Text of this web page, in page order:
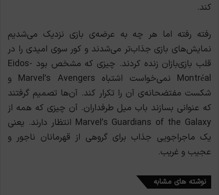
کند.
رفته رفته اما هر چه به عرضه‌ی بازی نزدیک می‌شدیم
نمایش‌های بازی جذاب‌تر می‌شدند و کور سوی امیدی را در
قلب بازی‌بازان زنده کردند.
چیزی که مشخص بود Eidos-
Montréal نمی‌خواست اشتباه Marvel’s Avengers و
شکست مفتضحانه‌ی آن را تکرار کند. آن‌ها تصمیم گرفتند
که عنوانی بسازند باب میل طرفداران. آن چیزی که همه از
Marvel’s Guardians of the Galaxy انتظار دارند. یعنی
یک ماجراجویی جذاب برای گروهی از قهرمانان ناجور و
عجیب و غریب.
نوشته های مشابه